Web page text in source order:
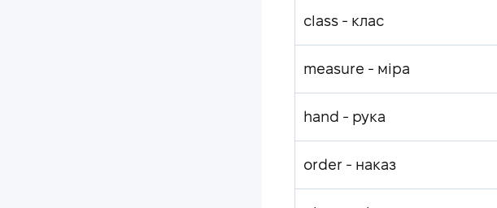
class - клас
measure - міра
hand - рука
order - наказ